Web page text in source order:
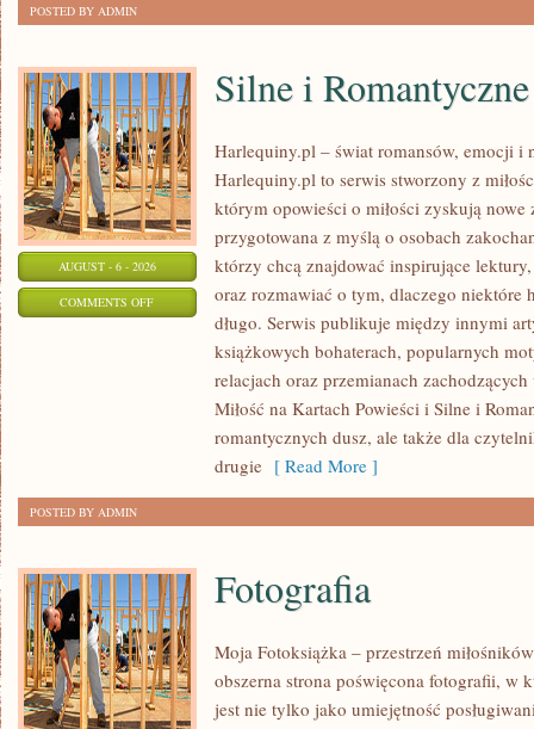
POSTED BY ADMIN
AUGUST - 6 - 2026
COMMENTS OFFON
ROMANTYCZNE
Silne i Romantyczne
Harlequiny.pl – świat romansów, emocji i
Harlequiny.pl to serwis stworzony z
którym opowieści o miłości zyskują nowe
przygotowana z myślą o osobach
którzy chcą znajdować inspirujące
oraz rozmawiać o tym, dlaczego niektóre
długo. Serwis publikuje między innymi
książkowych bohaterach, popularnych
relacjach oraz przemianach
Miłość na Kartach Powieści i Silne i
romantycznych dusz, ale także dla
drugie [ Read More ]
POSTED BY ADMIN
Fotografia
Moja Fotoksiążka – przestrzeń
obszerna strona poświęcona fotografii, w
jest nie tylko jako umiejętność